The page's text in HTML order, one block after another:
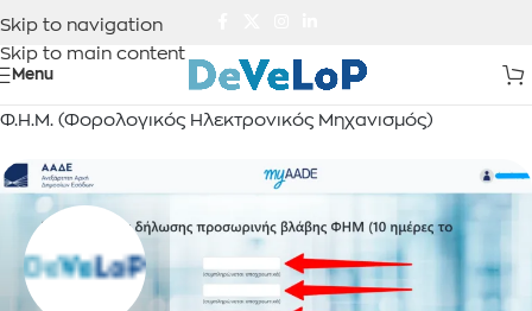
Skip to navigation
Skip to main content
Menu
Φ.Η.Μ. (Φορολογικός Ηλεκτρονικός Μηχανισμός)